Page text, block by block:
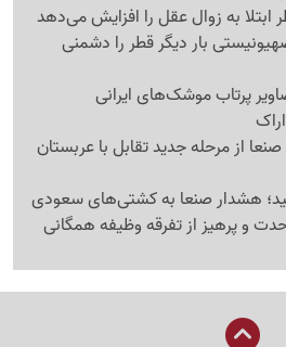
ابتلا به زوال عقل را افزایش می‌دهد
بار دیگر قطر را دشمنی
پرتاب موشک‌های ایرانی
از مرحله جدید تقابل با عربستان
هشدار صنعا به کشتی‌های سعودی
و پرهیز از تفرقه وظیفه همگانی